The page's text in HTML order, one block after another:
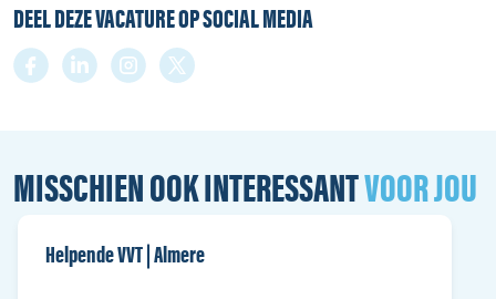
DEEL DEZE VACATURE OP SOCIAL MEDIA
MISSCHIEN OOK INTERESSANTVOOR JOU
Helpende VVT | Almere